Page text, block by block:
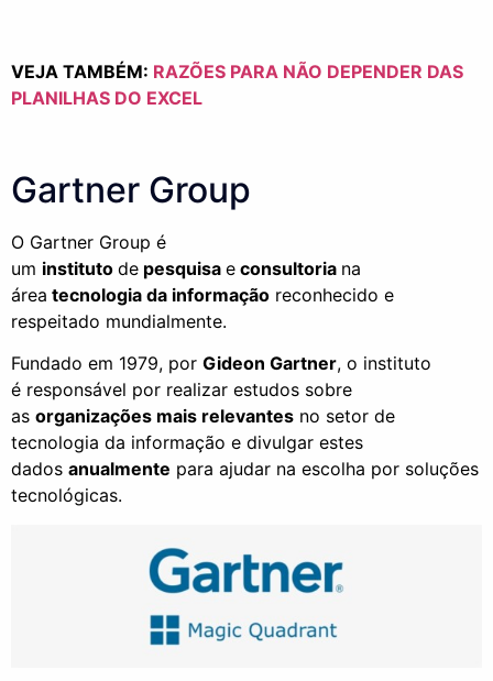
VEJA TAMBÉM: RAZÕES PARA NÃO DEPENDER DAS
PLANILHAS DO EXCEL
Gartner Group
O Gartner Group é
um instituto de pesquisa e consultoria na
área tecnologia da informação reconhecido e
respeitado mundialmente.
Fundado em 1979, por Gideon Gartner, o instituto
é responsável por realizar estudos sobre
as organizações mais relevantes no setor de
tecnologia da informação e divulgar estes
dados anualmente para ajudar na escolha por soluções
tecnológicas.